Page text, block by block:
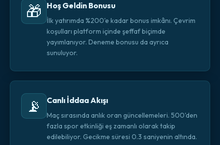
🎁 Hoş Geldin Bonusu
İlk yatırımda %200'e kadar bonus imkânı. Çevrim
koşulları platform içinde şeffaf biçimde
yayımlanıyor. Deneme bonusu da ayrıca
sunuluyor.
📡 Canlı İddaa Akışı
Maç sırasında anlık oran güncellemeleri. 500'den
fazla spor etkinliği eş zamanlı olarak takip
edilebiliyor. Gecikme süresi 0.3 saniyenin altında.